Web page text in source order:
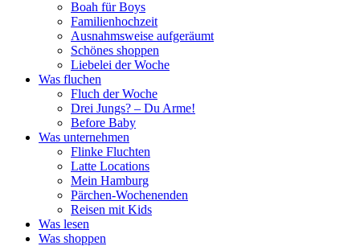
Boah für Boys
Familienhochzeit
Ausnahmsweise aufgeräumt
Schönes shoppen
Liebelei der Woche
Was fluchen
Fluch der Woche
Drei Jungs? – Du Arme!
Before Baby
Was unternehmen
Flinke Fluchten
Latte Locations
Mein Hamburg
Pärchen-Wochenenden
Reisen mit Kids
Was lesen
Was shoppen